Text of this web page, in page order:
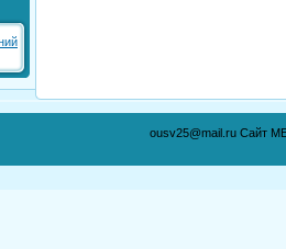
ousv25@mail.ru Сайт